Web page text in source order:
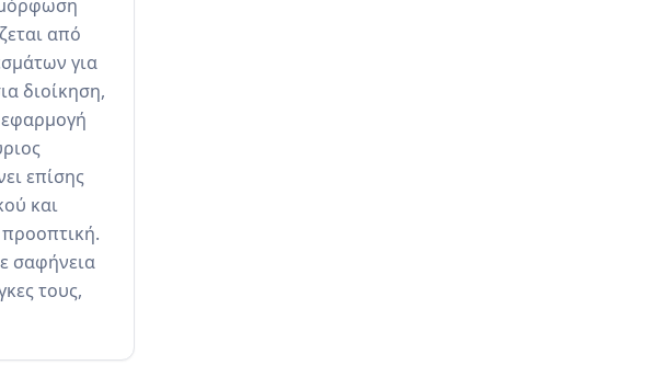
από
για
διοίκηση,
επίσης
και
προοπτική.
σαφήνεια
τους,